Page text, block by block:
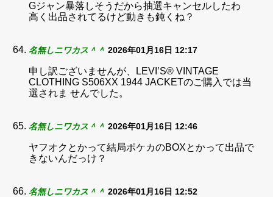
Gジャン暴落しそうだから抽選キャンセルしたわ
高く出品されてるけど動きも鈍くね？
名無しニワカス＾＾ 2026年01月16日 12:17
申し訳ございませんが、LEVI’S® VINTAGE
CLOTHING S506XX 1944 JACKETのご購入では当
選されま せんでした。
名無しニワカス＾＾ 2026年01月16日 12:46
ヤフオクとかって結局ポケカのBOXとかって出品で
きないんだっけ？
名無しニワカス＾＾ 2026年01月16日 12:52